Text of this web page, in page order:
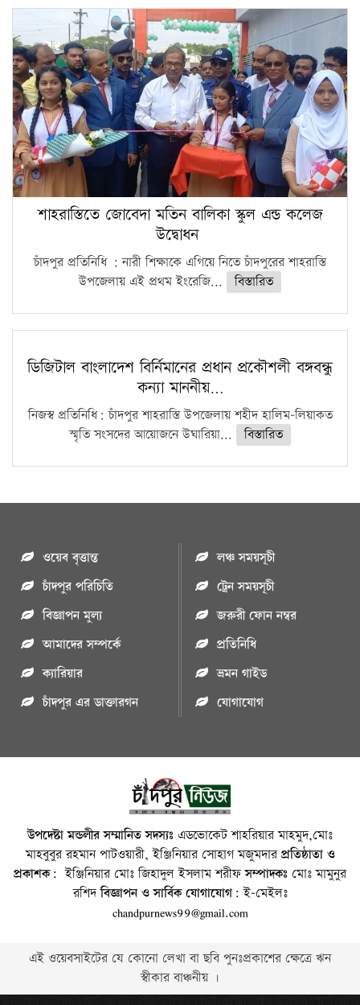
শাহরাস্তিতে জোবেদা মতিন বালিকা স্কুল এন্ড কলেজ
উদ্বোধন
চাঁদপুর প্রতিনিধি : নারী শিক্ষাকে এগিয়ে নিতে চাঁদপুরের শাহরাস্তি
উপজেলায় এই প্রথম ইংরেজি...
বিস্তারিত
ডিজিটাল বাংলাদেশ বির্নিমানের প্রধান প্রকৌশলী বঙ্গবন্ধু
কন্যা মাননীয়…
নিজস্ব প্রতিনিধি: চাঁদপুর শাহরাস্তি উপজেলায় শহীদ হালিম-লিয়াকত
স্মৃতি সংসদের আয়োজনে উঘারিয়া...
বিস্তারিত
ওয়েব বৃত্তান্ত
চাঁদপুর পরিচিতি
বিজ্ঞাপন মুল্য
আমাদের সম্পর্কে
ক্যারিয়ার
চাঁদপুর এর ডাক্তারগন
লঞ্চ সময়সূচী
ট্রেন সময়সূচী
জরুরী ফোন নম্বর
প্রতিনিধি
ভ্রমন গাইড
যোগাযোগ
উপদেষ্টা মন্ডলীর সম্মানিত সদস্যঃ এডভোকেট শাহরিয়ার মাহমুদ,মোঃ
মাহবুবুর রহমান পাটওয়ারী, ইঞ্জিনিয়ার সোহাগ মজুমদারপ্রতিষ্ঠাতা ও
প্রকাশক: ইঞ্জিনিয়ার মোঃ জিহাদুল ইসলাম শরীফসম্পাদকঃ মোঃ মামুনুর
রশিদবিজ্ঞাপন ও সার্বিক যোগাযোগ: ই-মেইলঃ
chandpurnews99@gmail.com
এই ওয়েবসাইটের যে কোনো লেখা বা ছবি পুনঃপ্রকাশের ক্ষেত্রে ঋন
স্বীকার বাঞ্চনীয় ।